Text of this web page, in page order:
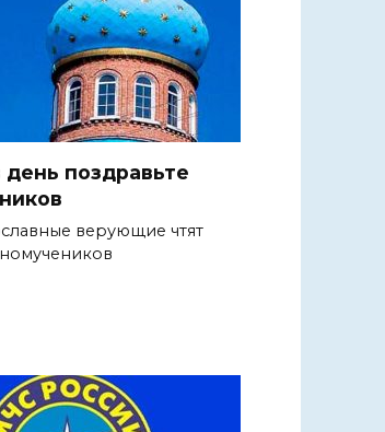
поздравьте
верующие чтят